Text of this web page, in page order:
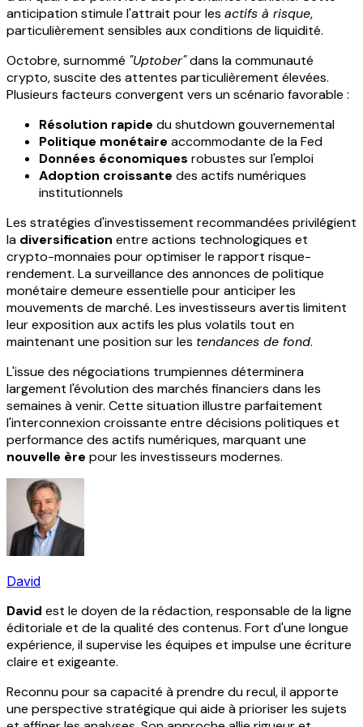
anticipation stimule l'attrait pour les actifs à risque,
particulièrement sensibles aux conditions de liquidité.
Octobre, surnommé "Uptober"dans la communauté
crypto, suscite des attentes particulièrement élevées.
Plusieurs facteurs convergent vers un scénario favorable :
Résolution rapide du shutdown gouvernemental
Politique monétaire accommodante de la Fed
Données économiques robustes sur l'emploi
Adoption croissante des actifs numériques
institutionnels
Les stratégies d'investissement recommandées privilégient
la diversification entre actions technologiques et
crypto-monnaies pour optimiser le rapport risque-
rendement. La surveillance des annonces de politique
monétaire demeure essentielle pour anticiper les
mouvements de marché. Les investisseurs avertis limitent
leur exposition aux actifs les plus volatils tout en
maintenant une position sur les tendances de fond.
L'issue des négociations trumpiennes déterminera
largement l'évolution des marchés financiers dans les
semaines à venir. Cette situation illustre parfaitement
l'interconnexion croissante entre décisions politiques et
performance des actifs numériques, marquant une
nouvelle ère pour les investisseurs modernes.
David
David est le doyen de la rédaction, responsable de la ligne
éditoriale et de la qualité des contenus. Fort d'une longue
expérience, il supervise les équipes et impulse une écriture
claire et exigeante.
Reconnu pour sa capacité à prendre du recul, il apporte
une perspective stratégique qui aide à prioriser les sujets